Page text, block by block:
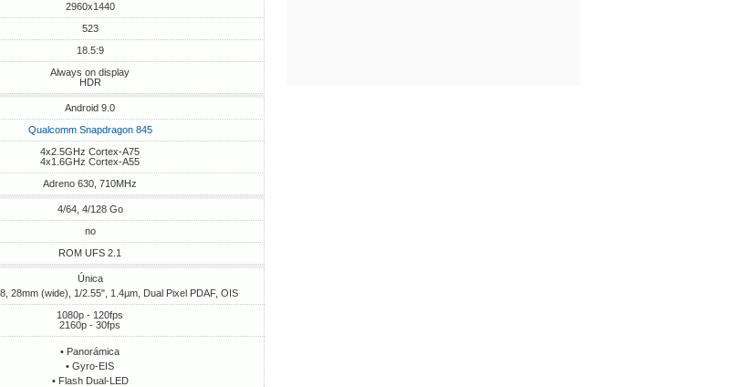
2960x1440
523
18.5:9
Always on display
HDR
Android 9.0
Qualcomm Snapdragon 845
4x2.5GHz Cortex-A75
4x1.6GHz Cortex-A55
Adreno 630, 710MHz
4/64, 4/128 Go
no
ROM UFS 2.1
Única
28mm (wide), 1/2.55", 1.4µm, Dual Pixel PDAF, OIS
1080p - 120fps
2160p - 30fps
• Panorámica
• Gyro-EIS
• Flash Dual-LED